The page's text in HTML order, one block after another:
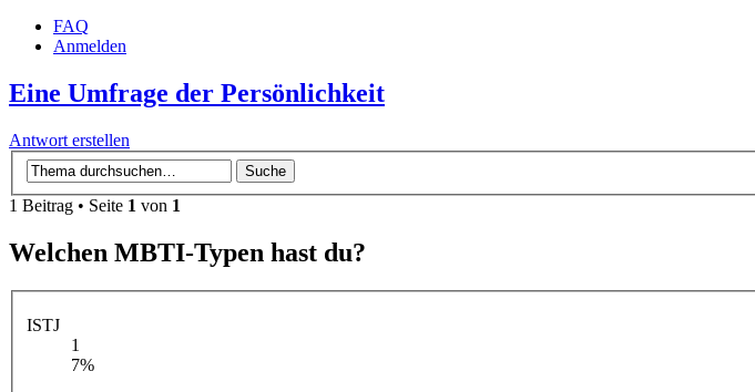
FAQ
Anmelden
Eine Umfrage der Persönlichkeit
Antwort erstellen
1 Beitrag • Seite 1 von 1
Welchen MBTI-Typen hast du?
ISTJ
1
7%